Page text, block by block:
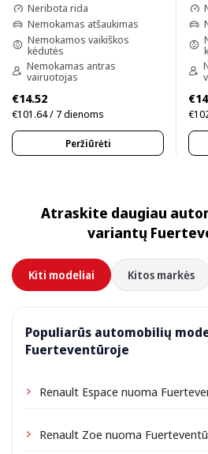
Neribota rida
Nemokamas atšaukimas
Nemokamos vaikiškos
kėdutės
Nemokamas antras
vairuotojas
€14.52
€101.64 / 7 dienoms
Peržiūrėti
Atraskite daugiau
variantų
Kiti modeliai Kitos markės
Populiarūs automobilių
Fuerteventūroje
Renault Espace nuoma
Renault Zoe nuoma